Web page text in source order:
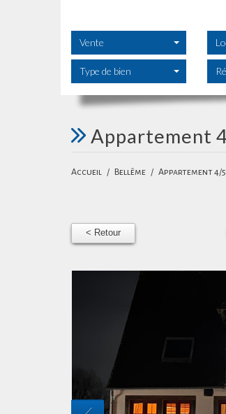
Vente
Type de bien
appartement
Accueil Bellême Appartement 4/5
< Retour